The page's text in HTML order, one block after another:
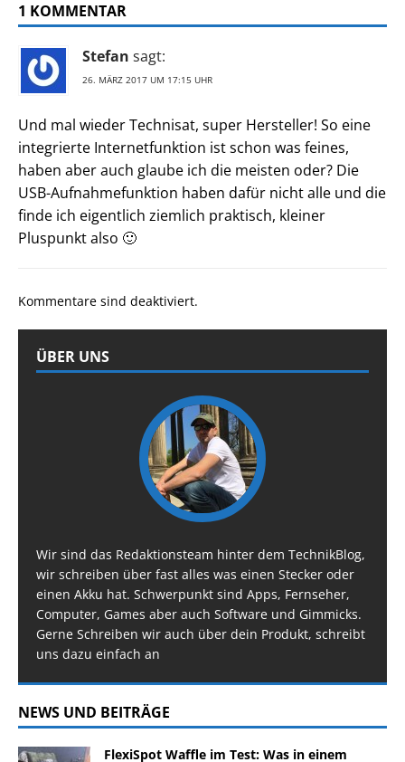
1 KOMMENTAR
Stefan sagt:
26. MÄRZ 2017 UM 17:15 UHR
Und mal wieder Technisat, super Hersteller! So eine
integrierte Internetfunktion ist schon was feines,
haben aber auch glaube ich die meisten oder? Die
USB-Aufnahmefunktion haben dafür nicht alle und die
finde ich eigentlich ziemlich praktisch, kleiner
Pluspunkt also 🙂
Kommentare sind deaktiviert.
ÜBER UNS
Wir sind das Redaktionsteam hinter dem TechnikBlog,
wir schreiben über fast alles was einen Stecker oder
einen Akku hat. Schwerpunkt sind Apps, Fernseher,
Computer, Games aber auch Software und Gimmicks.
Gerne Schreiben wir auch über dein Produkt, schreibt
uns dazu einfach an
NEWS UND BEITRÄGE
FlexiSpot Waffle im Test: Was in einem